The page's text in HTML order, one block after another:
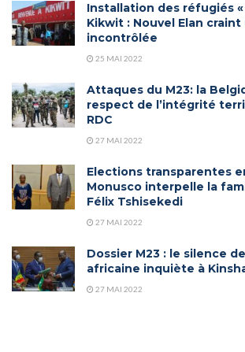
Installation des réfugiés «
Kikwit : Nouvel Elan
incontrôlée
25 MAI 2022
Attaques du M23: la
respect de l’intégrité
RDC
27 MAI 2022
Elections transparentes
Monusco interpelle la
Félix Tshisekedi
27 MAI 2022
Dossier M23 : le silence
africaine inquiète à
27 MAI 2022